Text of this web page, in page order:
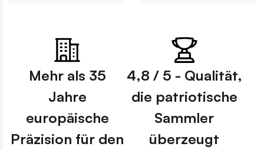
Mehr als 35
Jahre
europäische
Präzision für den
4,8 / 5 - Qualität,
die patriotische
Sammler
überzeugt